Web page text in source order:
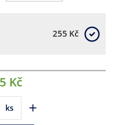
255 Kč
Kč
ks +